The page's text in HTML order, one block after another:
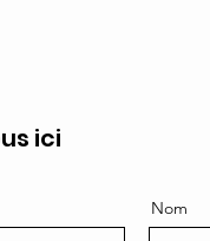
ici
Nom